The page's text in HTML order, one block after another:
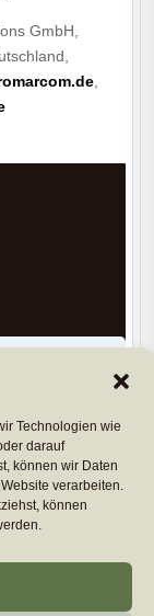
Technologien wie
darauf
können wir Daten
verarbeiten.
können
GmbH,
by